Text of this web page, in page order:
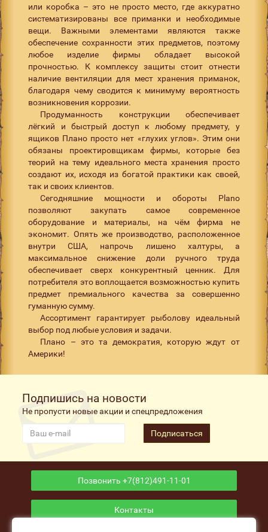
или коробка – это не просто место, где аккуратно
систематизированы все приманки и необходимые
вещи. Важными элементами являются также
обеспечение сохранности этих предметов, поэтому
любое изделие фирмы обладает высокой
прочностью. К комплексу защиты стоит отнести
наличие вентиляции для мест хранения приманок,
благодаря чему сводится к минимуму вероятность
возникновения коррозии.
Продуманность конструкции обеспечивает
лёгкий и быстрый доступ к любому предмету, у
ящиков Плано просто нет «глухих углов». Этим они
обязаны проектировщикам фирмы, которые без
теорий на тему идеального места хранения просто
создают их, исходя из богатой практики как своей,
так и своих клиентов.
Сегодняшние мощности и обороты Plano
позволяют закупать самое современное
оборудование и материалы, на чём фирма не
экономит. Опять же производство, расположенное
внутри США, напрочь лишено халтуры, а
максимальное снижение доли ручного труда
обеспечивает сверх конкурентный ценник. Для
потребителя это воплощается возможностью купить
предмет премиального качества за совершенно
гуманную сумму.
Ассортимент гарантирует рыболову идеальный
выбор под любые условия и задачи.
Плано – это та демократия, которую ждут от
Америки!
Подпишись на новости
Не пропусти новые акции и спецпредложения
Подписаться
Позвонить +7(812)491-11-01
Контакты